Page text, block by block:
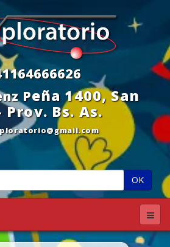
Peña 1400, San
Bs. As.
OK